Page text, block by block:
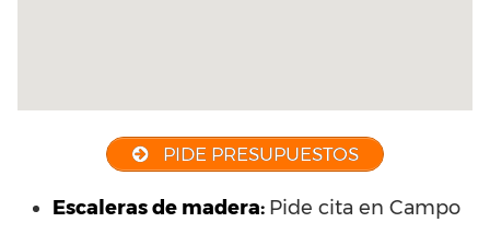
PIDE PRESUPUESTOS
Escaleras de madera: Pide cita en Campo